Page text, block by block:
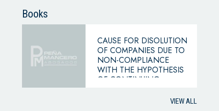
Books
CAUSE FOR DISOLUTION
OF COMPANIES DUE TO
NON-COMPLIANCE
WITH THE HYPOTHESIS
OF CONTINUING
VIEW ALL